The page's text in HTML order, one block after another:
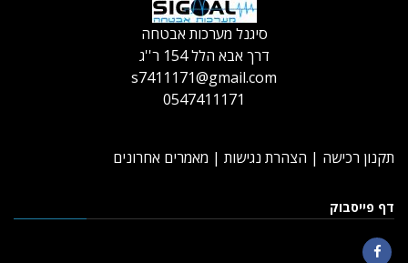
סיגנל מערכות אבטחה
דרך אבא הלל 154 ר''ג
s7411171@gmail.com
0547411171
תקנון רכישה | הצהרת נגישות | מאמרים אחרונים
דף פייסבוק